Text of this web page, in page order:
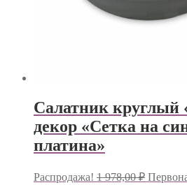
Салатник круглый
декор «Сетка на
платина»
Распродажа! 1 978,00₽